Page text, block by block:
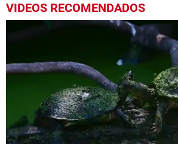
VIDEOS RECOMENDADOS